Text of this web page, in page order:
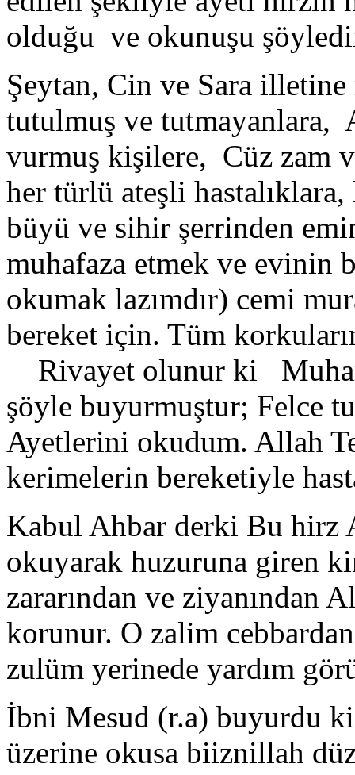
olduğu ve okunuşu
Şeytan, Cin ve Sara
tutulmuş ve tutmayanlara,
vurmuş kişilere, Cüz zam
her türlü ateşli
büyü ve sihir şerrinden
muhafaza etmek ve evinin
okumak lazımdır) cemi
bereket için. Tüm
Rivayet olunur ki
şöyle buyurmuştur; Felce
Ayetlerini okudum. Allah
kerimelerin bereketiyle
Kabul Ahbar derki Bu hirz
okuyarak huzuruna giren
zararından ve ziyanından
korunur. O zalim
zulüm yerinede yardım
İbni Mesud (r.a) buyurdu
üzerine okusa biiznillah